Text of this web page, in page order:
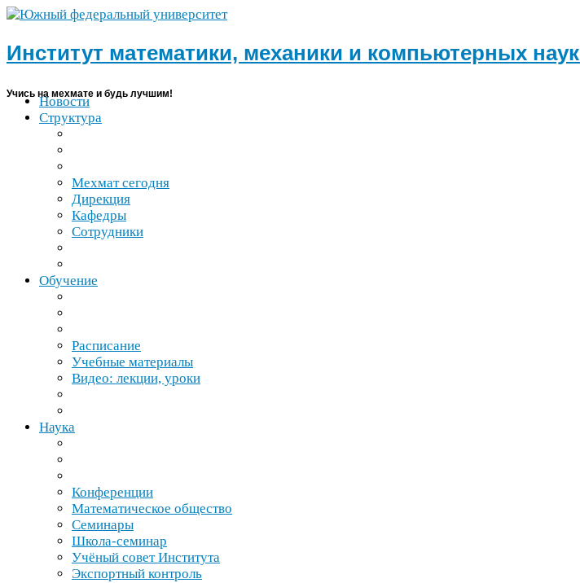
Институт математики, механики и компьютерных наук
Учись на мехмате и будь лучшим!
Новости
Структура
Мехмат сегодня
Дирекция
Кафедры
Сотрудники
Обучение
Расписание
Учебные материалы
Видео: лекции, уроки
Наука
Конференции
Математическое общество
Семинары
Школа-​семинар
Учёный совет Института
Экспортный контроль